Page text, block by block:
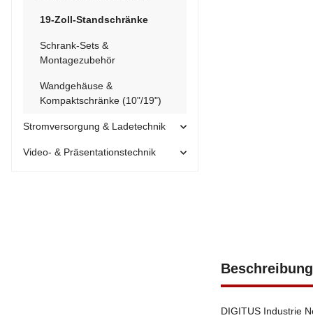
Beschreibung
DIGITUS Industrie
19-Zoll-Standschränke
Schrank-Sets &
Montagezubehör
Wandgehäuse &
Kompaktschränke (10"/19")
Stromversorgung & Ladetechnik
Video- & Präsentationstechnik